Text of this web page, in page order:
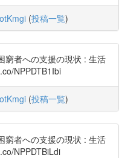
(投稿一覧)
窮者への支援の現状 : 生活
NPPDTB1Ibi
(投稿一覧)
窮者への支援の現状 : 生活
NPPDTBiLdi